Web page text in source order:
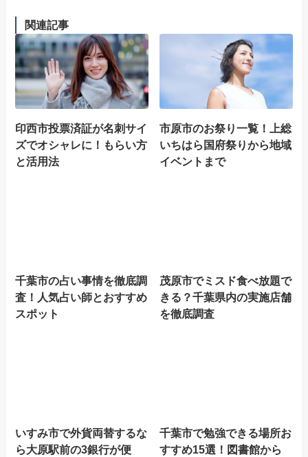
関連記事
印西市投票済証が名刺サイ
ズでオシャレに！もらい方
と活用法
市原市のお祭り一覧！上総
いちはら国府祭りから地域
イベントまで
千葉市の占い事情を徹底調
査！人気占い師とおすすめ
スポット
茂原市でミスド食べ放題で
きる？千葉県内の実施店舗
を徹底調査
いすみ市で外貨両替するな
ら大原駅前の3銀行が便
千葉市で勉強できる場所お
すすめ15選！図書館から